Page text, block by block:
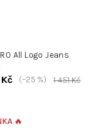
All Logo Jeans
1 451 Kč
(–25 %)
🔥